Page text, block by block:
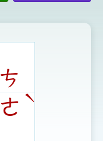
示
圖
ㄘ
ㄜˋ